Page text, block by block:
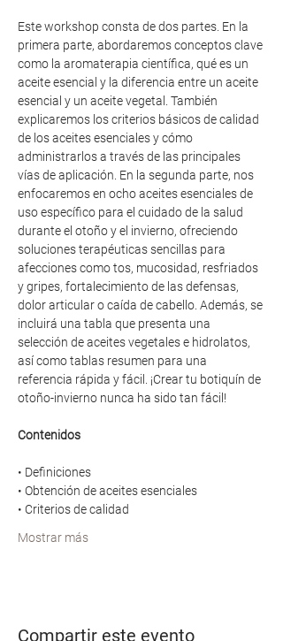
Este workshop consta de dos partes. En la
primera parte, abordaremos conceptos clave
como la aromaterapia científica, qué es un
aceite esencial y la diferencia entre un aceite
esencial y un aceite vegetal. También
explicaremos los criterios básicos de calidad
de los aceites esenciales y cómo
administrarlos a través de las principales
vías de aplicación. En la segunda parte, nos
enfocaremos en ocho aceites esenciales de
uso específico para el cuidado de la salud
durante el otoño y el invierno, ofreciendo
soluciones terapéuticas sencillas para
afecciones como tos, mucosidad, resfriados
y gripes, fortalecimiento de las defensas,
dolor articular o caída de cabello. Además, se
incluirá una tabla que presenta una
selección de aceites vegetales e hidrolatos,
así como tablas resumen para una
referencia rápida y fácil. ¡Crear tu botiquín de
otoño-invierno nunca ha sido tan fácil!
Contenidos
• Definiciones
• Obtención de aceites esenciales
• Criterios de calidad
Mostrar más
Compartir este evento